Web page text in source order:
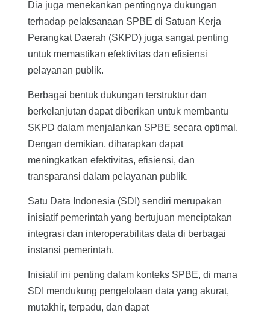
Dia juga menekankan pentingnya dukungan
terhadap pelaksanaan SPBE di Satuan Kerja
Perangkat Daerah (SKPD) juga sangat penting
untuk memastikan efektivitas dan efisiensi
pelayanan publik.
Berbagai bentuk dukungan terstruktur dan
berkelanjutan dapat diberikan untuk membantu
SKPD dalam menjalankan SPBE secara optimal.
Dengan demikian, diharapkan dapat
meningkatkan efektivitas, efisiensi, dan
transparansi dalam pelayanan publik.
Satu Data Indonesia (SDI) sendiri merupakan
inisiatif pemerintah yang bertujuan menciptakan
integrasi dan interoperabilitas data di berbagai
instansi pemerintah.
Inisiatif ini penting dalam konteks SPBE, di mana
SDI mendukung pengelolaan data yang akurat,
mutakhir, terpadu, dan dapat